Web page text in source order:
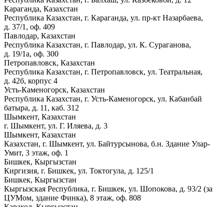
Караганда, Казахстан
Республика Казахстан, г. Караганда, ул. пр-кт Назарбаева,
д. 37/1, оф. 409
Павлодар, Казахстан
Республика Казахстан, г. Павлодар, ул. К. Сураганова,
д. 19/1а, оф. 300
Петропавловск, Казахстан
Республика Казахстан, г. Петропавловск, ул. Театральная,
д. 42б, корпус 4
Усть-Каменогорск, Казахстан
Республика Казахстан, г. Усть-Каменогорск, ул. Кабанбай
батыра, д. 11, каб. 312
Шымкент, Казахстан
г. Шымкент, ул. Г. Иляева, д. 3
Шымкент, Казахстан
Казахстан, г. Шымкент, ул. Байтурсынова, б.н. Здание Улар-
Умит, 3 этаж, оф. 1
Бишкек, Кыргызстан
Киргизия, г. Бишкек, ул. Токтогула, д. 125/1
Бишкек, Кыргызстан
Кыргызская Республика, г. Бишкек, ул. Шопокова, д. 93/2 (за
ЦУМом, здание Финка), 8 этаж, оф. 808